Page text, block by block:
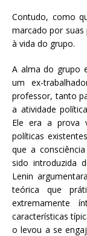
Contudo, como
marcado por suas
à vida do grupo.
A alma do grupo
um ex-
professor, tanto
a atividade
Ele era a prova
políticas
que a
sido introduzida
Lenin
teórica que
extremamente
características
o levou a se